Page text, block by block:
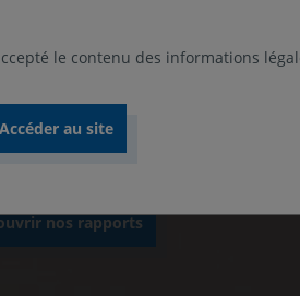
2025
notre stratégie et nos
nos rapports
le contenu des informations